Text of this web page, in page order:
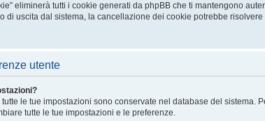
eliminerà tutti i cookie generati da phpBB che ti mantengono
di uscita dal sistema, la cancellazione dei cookie potrebbe
utente
le tue impostazioni sono conservate nel database del
tutte le tue impostazioni e le preferenze.